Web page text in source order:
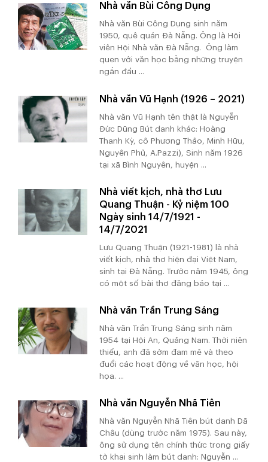
Nhà văn Bùi Công Dụng
Nhà văn Bùi Công Dụng sinh năm
1950, quê quán Đà Nẵng. Ông là Hội
viên Hội Nhà văn Đà Nẵng. Ông làm
quen với văn học bằng những truyện
ngắn đầu ...
Nhà văn Vũ Hạnh (1926 – 2021)
Nhà văn Vũ Hạnh tên thật là Nguyễn
Đức Dũng Bút danh khác: Hoàng
Thanh Kỳ, cô Phương Thảo, Minh Hữu,
Nguyên Phủ, A.Pazzi), Sinh năm 1926
tại xã Bình Nguyên, huyện ...
Nhà viết kịch, nhà thơ Lưu
Quang Thuận - Kỷ niệm 100
Ngày sinh 14/7/1921 -
14/7/2021
Lưu Quang Thuận (1921-1981) là nhà
viết kịch, nhà thơ hiện đại Việt Nam,
sinh tại Đà Nẵng. Trước năm 1945, ông
có một số bài thơ đăng báo tại ...
Nhà văn Trần Trung Sáng
Nhà văn Trần Trung Sáng sinh năm
1954 tại Hội An, Quảng Nam. Thời niên
thiếu, anh đã sớm đam mê và theo
đuổi các hoạt động về văn học, hội
họa. ...
Nhà văn Nguyễn Nhã Tiên
Nhà văn Nguyễn Nhã Tiên bút danh Dã
Châu (dùng trước năm 1975). Sau này,
ông sử dụng tên chính thức trong giấy
tờ khai sinh làm bút danh: Nguyễn ...